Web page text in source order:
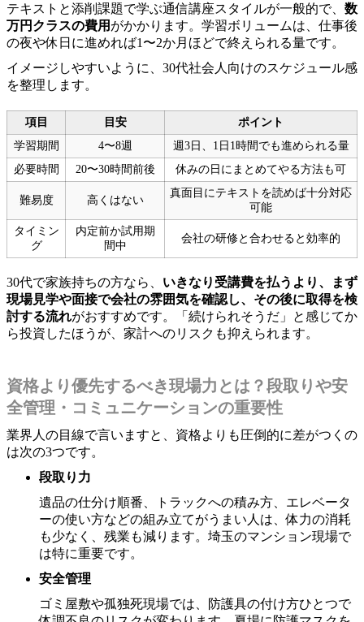
テキストと添削課題で学ぶ通信講座スタイルが一般的で、 数
万円クラスの費用 がかかります。学習ボリュームは、仕事後
の夜や休日に進めれば1〜2か月ほどで終えられる量です。
イメージしやすいように、30代社会人向けのスケジュール感
を整理します。
項目 目安
ポイント
学習期間
4〜8週
週3日、1日1時間でも進められる量
必要時間
20〜30時間前後 休みの日にまとめてやる方法も可
難易度 高くはない
真面目にテキストを読めば十分対応
可能
タイミン
グ
内定前か試用期
間中
会社の研修と合わせると効率的
30代で家族持ちの方なら、 いきなり受講費を払うより、まず
現場見学や面接で会社の雰囲気を確認し、その後に取得を検
討する流れがおすすめです。「続けられそうだ」と感じてか
ら投資したほうが、家計へのリスクも抑えられます。
資格より優先するべき現場力とは？段取りや安
全管理・コミュニケーションの重要性
業界人の目線で言いますと、資格よりも圧倒的に差がつくの
は次の3つです。
段取り力
遺品の仕分け順番、トラックへの積み方、エレベータ
ーの使い方などの組み立てがうまい人は、体力の消耗
も少なく、残業も減ります。埼玉のマンション現場で
は特に重要です。
安全管理
ゴミ屋敷や孤独死現場では、防護具の付け方ひとつで